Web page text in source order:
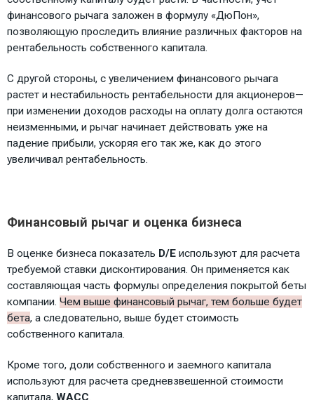
финансового рычага заложен в формулу «ДюПон»,
позволяющую проследить влияние различных факторов на
рентабельность собственного капитала.
С другой стороны, с увеличением финансового рычага
растет и нестабильность рентабельности для акционеров—
при изменении доходов расходы на оплату долга остаются
неизменными, и рычаг начинает действовать уже на
падение прибыли, ускоряя его так же, как до этого
увеличивал рентабельность.
Финансовый рычаг и оценка бизнеса
В оценке бизнеса показатель D/E используют для расчета
требуемой ставки дисконтирования. Он применяется как
составляющая часть формулы определения покрытой беты
компании. Чем выше финансовый рычаг, тем больше будет
бета, а следовательно, выше будет стоимость
собственного капитала.
Кроме того, доли собственного и заемного капитала
используют для расчета средневзвешенной стоимости
капитала, WACC